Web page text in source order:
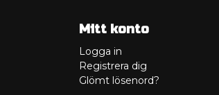
Mitt konto
Logga in
Registrera dig
Glömt lösenord?